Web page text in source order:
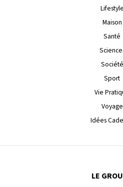
Lifestyle
Maison
Santé
Société
Sport
Vie
Voyage
Idées
LE